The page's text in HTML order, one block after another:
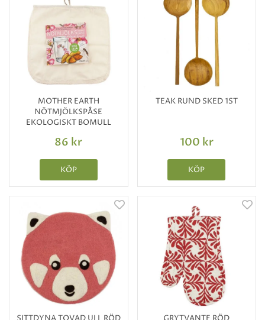
MOTHER EARTH
NÖTMJÖLKSPÅSE
EKOLOGISKT BOMULL
86 kr
KÖP
TEAK RUND SKED 1ST
100 kr
KÖP